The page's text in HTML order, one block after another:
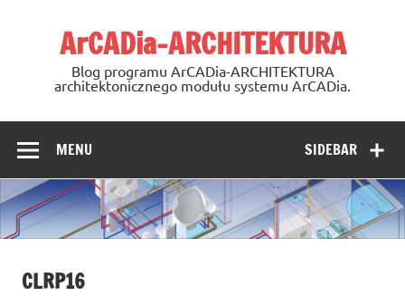
ArCADia-ARCHITEKTURA
Blog programu ArCADia-ARCHITEKTURA
architektonicznego modułu systemu ArCADia.
SIDEBAR
MENU
CLRP16